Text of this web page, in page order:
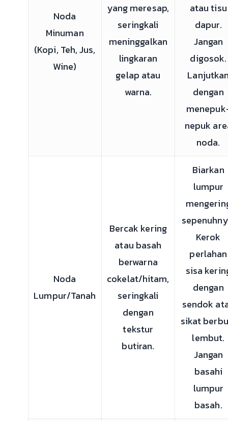
Noda
Minuman
(Kopi, Teh, Jus,
Wine)
yang meresap,
seringkali
meninggalkan
lingkaran
gelap atau
warna.
atau tisu
dapur.
Jangan
digosok.
dengan
nepuk
noda.
Noda
Lumpur/Tanah
Bercak kering
atau basah
berwarna
cokelat/hitam,
seringkali
dengan
tekstur
butiran.
Biarkan
lumpur
Kerok
perlahan
sisa
dengan
sendok
sikat
lembut.
Jangan
basahi
lumpur
basah.